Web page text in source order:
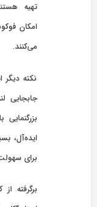
تهیه
امکان
می‌کنند.
نکته
جابجایی
ایده‌آل،
برای
برگرفته